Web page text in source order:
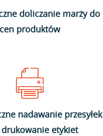
doliczanie marży do
cen produktów
nadawanie przesyłek
drukowanie etykiet